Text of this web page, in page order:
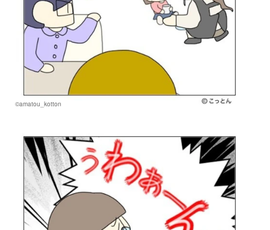
©amatou_kotton